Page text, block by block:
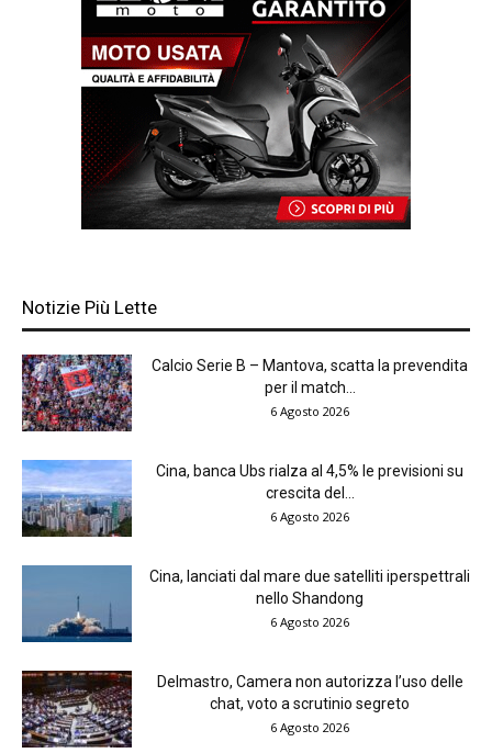
Notizie Più Lette
Calcio Serie B – Mantova, scatta la prevendita
per il match...
6 Agosto 2026
Cina, banca Ubs rialza al 4,5% le previsioni su
crescita del...
6 Agosto 2026
Cina, lanciati dal mare due satelliti iperspettrali
nello Shandong
6 Agosto 2026
Delmastro, Camera non autorizza l’uso delle
chat, voto a scrutinio segreto
6 Agosto 2026